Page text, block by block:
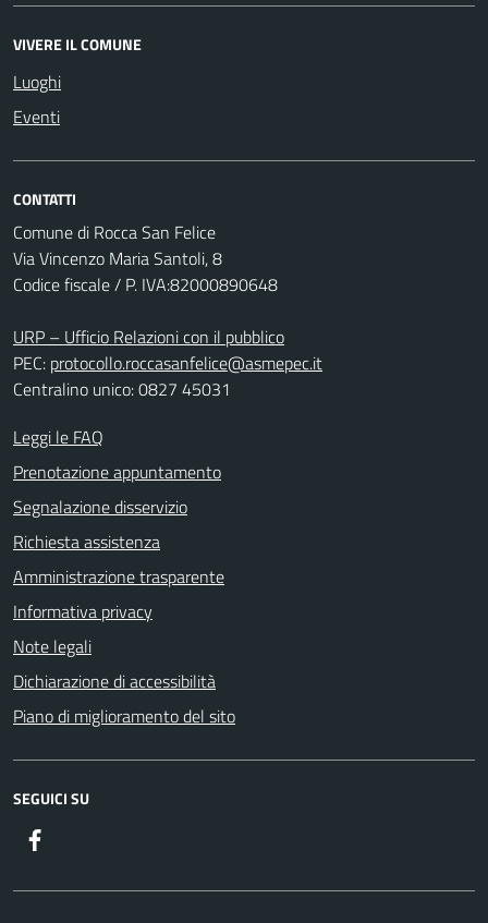
VIVERE IL COMUNE
Luoghi
Eventi
CONTATTI
Comune di Rocca San Felice
Via Vincenzo Maria Santoli, 8
Codice fiscale / P. IVA:82000890648
URP – Ufficio Relazioni con il pubblico
PEC: protocollo.roccasanfelice@asmepec.it
Centralino unico: 0827 45031
Leggi le FAQ
Prenotazione appuntamento
Segnalazione disservizio
Richiesta assistenza
Amministrazione trasparente
Informativa privacy
Note legali
Dichiarazione di accessibilità
Piano di miglioramento del sito
SEGUICI SU